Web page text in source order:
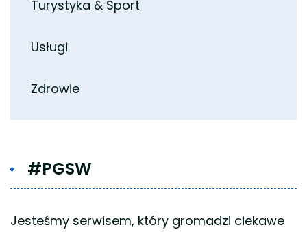
Turystyka & Sport
Usługi
Zdrowie
#PGSW
Jesteśmy serwisem, który gromadzi ciekawe